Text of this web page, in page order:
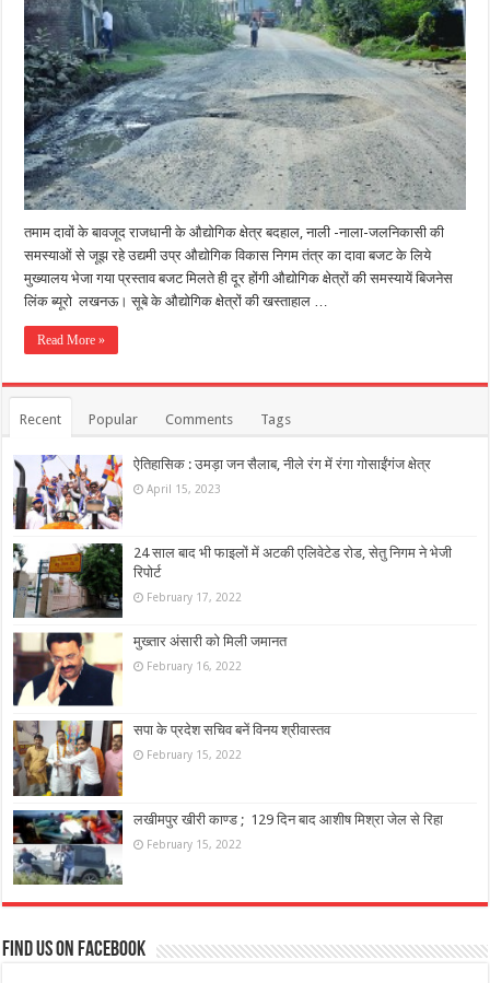
तमाम दावों के बावजूद राजधानी के औद्योगिक क्षेत्र बदहाल, नाली -नाला-जलनिकासी की
समस्याओं से जूझ रहे उद्यमी उप्र औद्योगिक विकास निगम तंत्र का दावा बजट के लिये
मुख्यालय भेजा गया प्रस्ताव बजट मिलते ही दूर होंगी औद्योगिक क्षेत्रों की समस्यायें बिजनेस
लिंक ब्यूरो लखनऊ। सूबे के औद्योगिक क्षेत्रों की खस्ताहाल …
Read More »
Recent Popular Comments Tags
ऐतिहासिक : उमड़ा जन सैलाब, नीले रंग में रंगा गोसाईंगंज क्षेत्र
April 15, 2023
24 साल बाद भी फाइलों में अटकी एलिवेटेड रोड, सेतु निगम ने भेजी
रिपोर्ट
February 17, 2022
मुख्तार अंसारी को मिली जमानत
February 16, 2022
सपा के प्रदेश सचिव बनें विनय श्रीवास्तव
February 15, 2022
लखीमपुर खीरी काण्ड ; 129 दिन बाद आशीष मिश्रा जेल से रिहा
February 15, 2022
Find us on Facebook